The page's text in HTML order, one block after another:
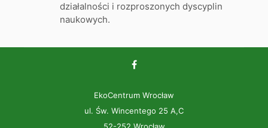
działalności i rozproszonych dyscyplin
naukowych.
EkoCentrum Wrocław
ul. Św. Wincentego 25 A,C